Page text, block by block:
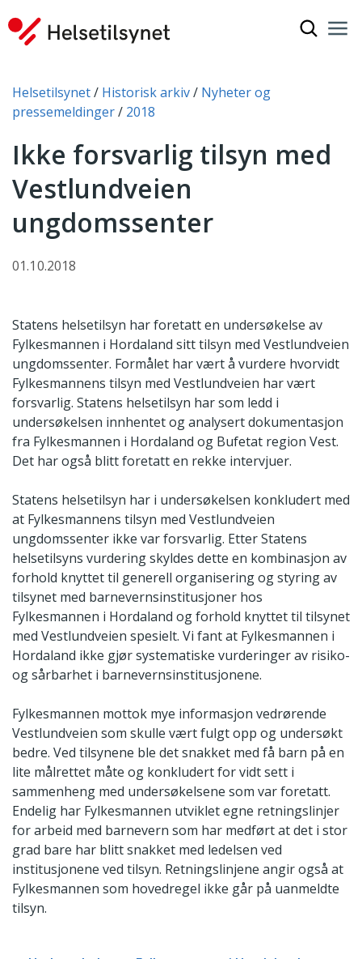
Du er her:
Helsetilsynet Historisk arkiv
Nyheter og
pressemeldinger
2018
Ikke forsvarlig tilsyn med
Vestlundveien
ungdomssenter
01.10.2018
Statens helsetilsyn har foretatt en undersøkelse av
Fylkesmannen i Hordaland sitt tilsyn med Vestlundveien
ungdomssenter. Formålet har vært å vurdere hvorvidt
Fylkesmannens tilsyn med Vestlundveien har vært
forsvarlig. Statens helsetilsyn har som ledd i
undersøkelsen innhentet og analysert dokumentasjon
fra Fylkesmannen i Hordaland og Bufetat region Vest.
Det har også blitt foretatt en rekke intervjuer.
Statens helsetilsyn har i undersøkelsen konkludert med
at Fylkesmannens tilsyn med Vestlundveien
ungdomssenter ikke var forsvarlig. Etter Statens
helsetilsyns vurdering skyldes dette en kombinasjon av
forhold knyttet til generell organisering og styring av
tilsynet med barnevernsinstitusjoner hos
Fylkesmannen i Hordaland og forhold knyttet til tilsynet
med Vestlundveien spesielt. Vi fant at Fylkesmannen i
Hordaland ikke gjør systematiske vurderinger av risiko-
og sårbarhet i barnevernsinstitusjonene.
Fylkesmannen mottok mye informasjon vedrørende
Vestlundveien som skulle vært fulgt opp og undersøkt
bedre. Ved tilsynene ble det snakket med få barn på en
lite målrettet måte og konkludert for vidt sett i
sammenheng med undersøkelsene som var foretatt.
Endelig har Fylkesmannen utviklet egne retningslinjer
for arbeid med barnevern som har medført at det i stor
grad bare har blitt snakket med ledelsen ved
institusjonene ved tilsyn. Retningslinjene angir også at
Fylkesmannen som hovedregel ikke går på uanmeldte
tilsyn.